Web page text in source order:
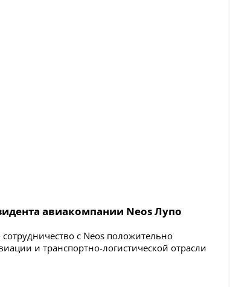
авиакомпании Neos Лупо
с Neos положительно
и транспортно-логистической отрасли